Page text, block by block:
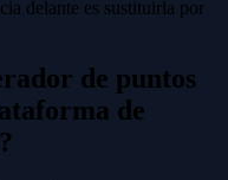
delante es sustituirla por
de puntos
de